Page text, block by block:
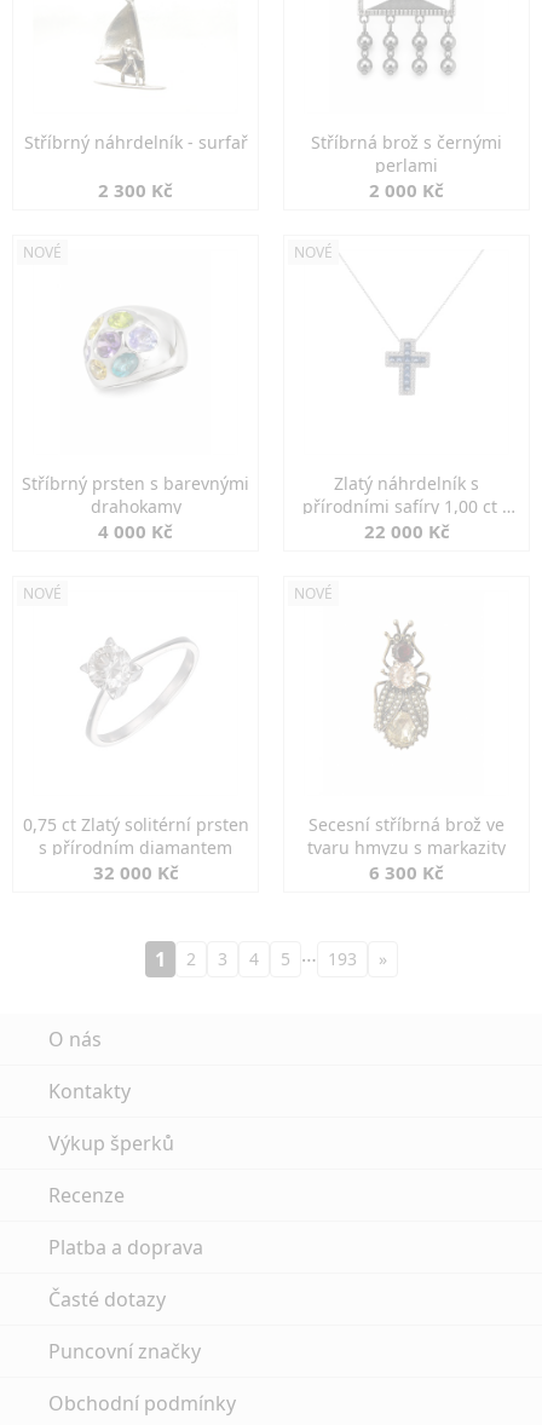
Stříbrný náhrdelník - surfař
2 300 Kč
Stříbrná brož s černými
perlami
2 000 Kč
NOVÉ
Stříbrný prsten s barevnými
drahokamy
4 000 Kč
NOVÉ
Zlatý náhrdelník s
přírodními safíry 1,00 ct a
diamanty
22 000 Kč
NOVÉ
0,75 ct Zlatý solitérní prsten
s přírodním diamantem
32 000 Kč
NOVÉ
Secesní stříbrná brož ve
tvaru hmyzu s markazity
6 300 Kč
1 2 3 4 5 … 193 »
O nás
Kontakty
Výkup šperků
Recenze
Platba a doprava
Časté dotazy
Puncovní značky
Obchodní podmínky